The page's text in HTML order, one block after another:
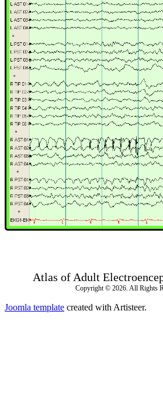
Atlas of Adult
Copyright © 2026. All Rights
Joomla template created with Artisteer.